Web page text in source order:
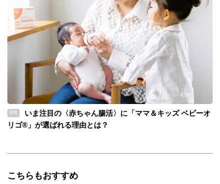
PR
いま注目の〈赤ちゃん腸活〉に「ママ＆キッズ ベビーオ
リゴ®」が選ばれる理由とは？
こちらもおすすめ